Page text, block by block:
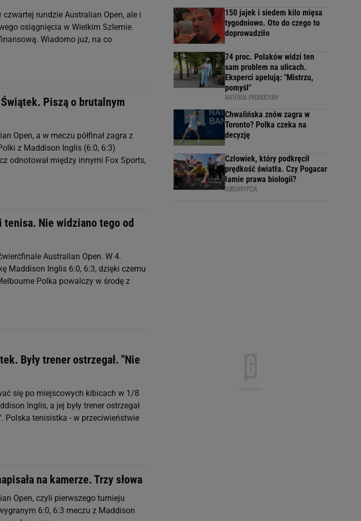
rundzie Australian Open, ale i
osiągnięcia w Wielkim Szlemie.
Wiadomo już, na co
Piszą o brutalnym
Open, a w meczu półfinał zagra z
z Maddison Inglis (6:0, 6:3)
odnotował między innymi Fox Sports,
Nie widziano tego od
Australian Open. W 4.
Maddison Inglis 6:0, 6:3, dzięki czemu
Polka powalczy w środę z
Były trener ostrzegał. "Nie
się po miejscowych kibicach w 1/8
Inglis, a jej były trener ostrzegał
Polska tenisistka - w przeciwieństwie
na kamerze. Trzy słowa
Open, czyli pierwszego turnieju
6:0, 6:3 meczu z Maddison
150 jajek i siedem kilo mięsa
tygodniowo. Oto do czego to
doprowadziło
74 proc. Polaków widzi ten
sam problem na ulicach.
Eksperci apelują: "Mistrzu,
pomyśl"
MATERIAŁ PROMOCYJNY
Chwalińska znów zagra w
Toronto? Polka czeka na
decyzję
Człowiek, który podkręcił
prędkość światła. Czy Pogacar
łamie prawa biologii?
SUBSKRYPCJA